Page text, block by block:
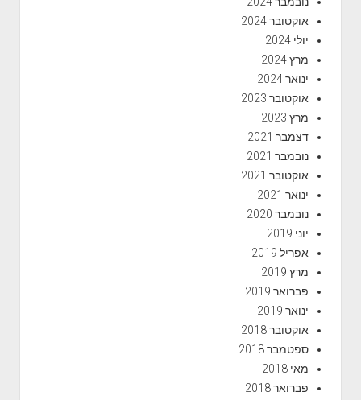
אוקטובר 2024
יולי 2024
מרץ 2024
ינואר 2024
אוקטובר 2023
מרץ 2023
דצמבר 2021
נובמבר 2021
אוקטובר 2021
ינואר 2021
נובמבר 2020
יוני 2019
אפריל 2019
מרץ 2019
פברואר 2019
ינואר 2019
אוקטובר 2018
ספטמבר 2018
מאי 2018
פברואר 2018